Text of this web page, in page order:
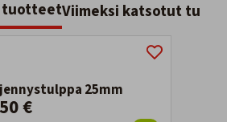
tuotteetViimeksi katsotut
25mm
€